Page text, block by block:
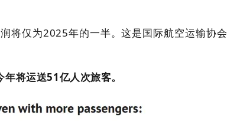
将仅为2025年的一半。这是国际航空运输协会
将运送51亿人次旅客。